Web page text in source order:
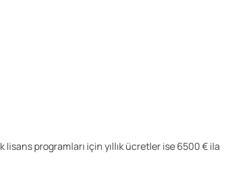
lisans programları için yıllık ücretler ise 6500 € ila